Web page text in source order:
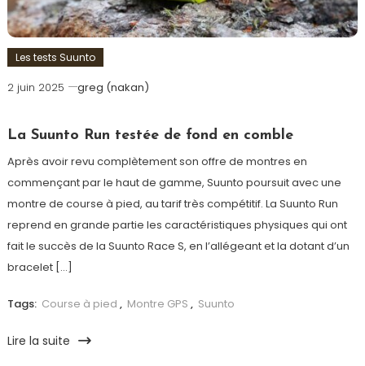
Les tests Suunto
2 juin 2025 greg (nakan)
La Suunto Run testée de fond en comble
Après avoir revu complètement son offre de montres en
commençant par le haut de gamme, Suunto poursuit avec une
montre de course à pied, au tarif très compétitif. La Suunto Run
reprend en grande partie les caractéristiques physiques qui ont
fait le succès de la Suunto Race S, en l’allégeant et la dotant d’un
bracelet […]
Tags: Course à pied , Montre GPS , Suunto
Lire la suite